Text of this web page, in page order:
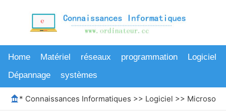
Home Matériel réseaux programmation
Logiciel
Dépannage
systèmes
* Connaissances Informatiques >> Logiciel >> Microsoft